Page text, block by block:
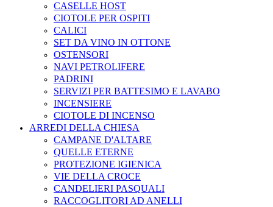
CASELLE HOST
CIOTOLE PER OSPITI
CALICI
SET DA VINO IN OTTONE
OSTENSORI
NAVI PETROLIFERE
PADRINI
SERVIZI PER BATTESIMO E LAVABO
INCENSIERE
CIOTOLE DI INCENSO
ARREDI DELLA CHIESA
CAMPANE D'ALTARE
QUELLE ETERNE
PROTEZIONE IGIENICA
VIE DELLA CROCE
CANDELIERI PASQUALI
RACCOGLITORI AD ANELLI